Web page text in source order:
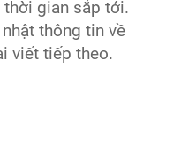
gian sắp tới.
thông tin về
viết tiếp theo.